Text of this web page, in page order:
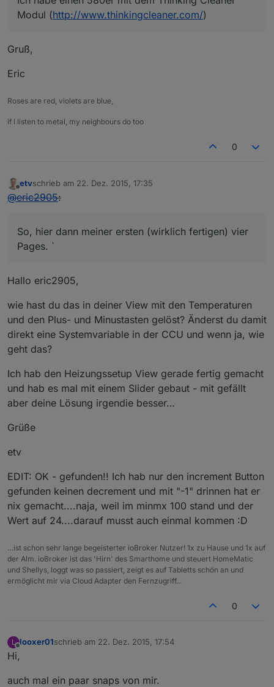
Modul (http://www.thinkingcleaner.com/)
Gruß,
Eric
Roses are red, violets are blue,
if I listen to metal, my neighbours do too
0
Offline
etvschrieb am 22. Dez. 2015, 17:35
zuletzt editiert von
@eric2905:
So, hier dann meiner ersten (wirklich fertigen) vier
Pages. `
Hallo eric2905,
wie hast du das in deiner View mit den Temperaturen
und den Plus- und Minustasten gelöst? Änderst du damit
direkt eine Systemvariable in der CCU und wenn ja, wie
geht das?
Ich hab den Heizungssetup View gerade fertig gemacht
und hab es mal mit einem Slider gebaut - mit gefällt
aber deine Lösung irgendie besser…
Grüße
etv
EDIT: OK - gefunden!! Ich hab nur den increment Button
gefunden keinen decrement und mit "-1" drinnen hat er
nix gemacht....naja, weil im minmx 100 stand und der
Wert auf 24....darauf musst auch einmal kommen :D
…ist schon sehr lange begeisterter ioBroker Nutzer! 1x zu Hause und 1x auf
der Alm. ioBroker ist das 'Hirn' des Smarthome und steuert HomeMatic
und Shellys, loggt was so passiert, zeigt es auf Tabletts schön an und
ermöglicht mir via Cloud Adapter den Fernzugriff...
0
L looxer01schrieb am 22. Dez. 2015, 17:54
zuletzt editiert von
Hi,
auch mal ein paar snaps von mir.